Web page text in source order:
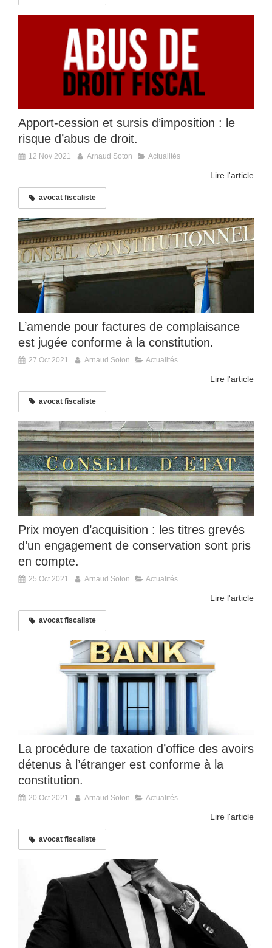
Apport-cession et sursis d’imposition : le
risque d’abus de droit.
12 Nov 2021 Arnaud Soton Actualités
Lire l'article
avocat fiscaliste
L’amende pour factures de complaisance
est jugée conforme à la constitution.
27 Oct 2021 Arnaud Soton Actualités
Lire l'article
avocat fiscaliste
Prix moyen d’acquisition : les titres grevés
d’un engagement de conservation sont pris
en compte.
25 Oct 2021 Arnaud Soton Actualités
Lire l'article
avocat fiscaliste
La procédure de taxation d’office des avoirs
détenus à l’étranger est conforme à la
constitution.
20 Oct 2021 Arnaud Soton Actualités
Lire l'article
avocat fiscaliste